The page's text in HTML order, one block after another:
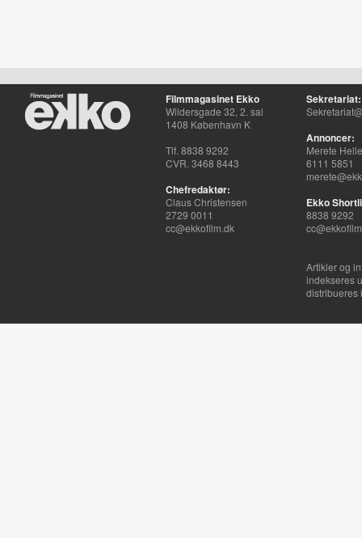
Filmmagasinet Ekko
Wildersgade 32, 2. sal
1408 København K
Tlf. 8838 9292
CVR. 3468 8443
Chefredaktør:
Claus Christensen
2729 0011
cc@ekkofilm.dk
Sekretariat:
Annoncer:
Merete
6111 5851
Ekko
8838 9292
Artikler og
indekseres
distribueres